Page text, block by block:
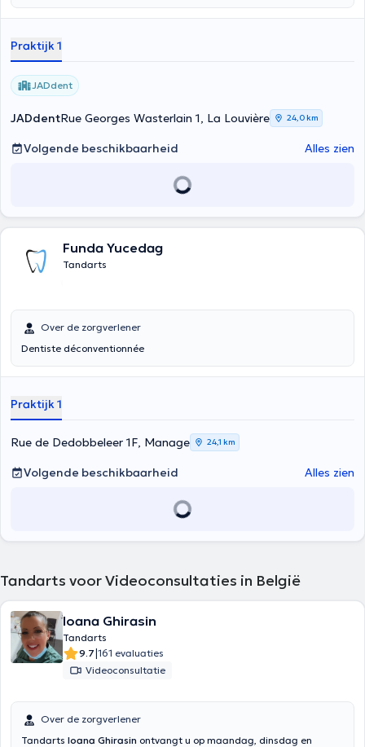
Praktijk 1
JADdent
JADdentRue Georges Wasterlain 1, La Louvière 24,0 km
Volgende beschikbaarheid Alles zien
Funda Yucedag
Tandarts
Over de zorgverlener
Dentiste déconventionnée
Praktijk 1
Rue de Dedobbeleer 1F, Manage 24,1 km
Volgende beschikbaarheid Alles zien
Tandarts voor Videoconsultaties in België
Ioana Ghirasin
Tandarts
9.7|161 evaluaties
Videoconsultatie
Over de zorgverlener
Tandarts Ioana Ghirasin ontvangt u op maandag, dinsdag en